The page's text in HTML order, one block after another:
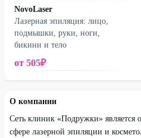
NovoLaser
Лазерная эпиляция: лицо,
подмышки, руки, ноги,
бикини и тело
от 505₽
Кутузовский проспект, д. 34с14
О компании
Сеть клиник «Подружки»
сфере лазерной эпиляции и